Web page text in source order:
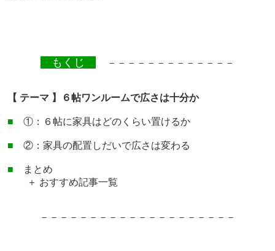
もくじ －－－－－－－－－－－－－
【 テーマ 】６帖ワンルームで広さは十分か
■ ①：６帖に家具はどのくらい置けるか
■ ②：家具の配置しだいで広さは変わる
■ まとめ
＋ おすすめ記事一覧
－－－－－－－－－－－－－－－－－－－－